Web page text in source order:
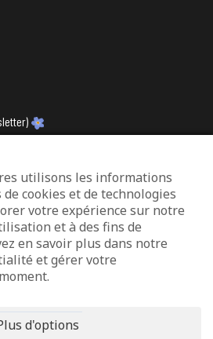
utilisons les informations
cookies et de technologies
votre expérience sur notre
et à des fins de
en savoir plus dans notre
et gérer votre
d'options